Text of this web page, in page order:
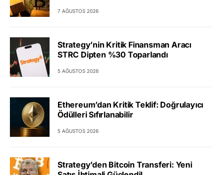
7 AĞUSTOS 2026
Strategy’nin Kritik Finansman Aracı
STRC Dipten %30 Toparlandı
5 AĞUSTOS 2026
Ethereum’dan Kritik Teklif: Doğrulayıcı
Ödülleri Sıfırlanabilir
5 AĞUSTOS 2026
Strategy’den Bitcoin Transferi: Yeni